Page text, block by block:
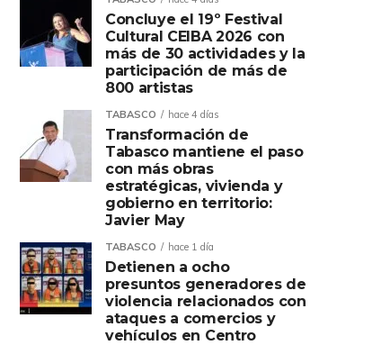
Concluye el 19º Festival
Cultural CEIBA 2026 con
más de 30 actividades y la
participación de más de
800 artistas
TABASCO hace 4 días
Transformación de
Tabasco mantiene el paso
con más obras
estratégicas, vivienda y
gobierno en territorio:
Javier May
TABASCO hace 1 día
Detienen a ocho
presuntos generadores de
violencia relacionados con
ataques a comercios y
vehículos en Centro